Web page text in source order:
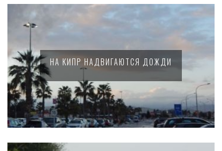
НА КИПР НАДВИГАЮТСЯ ДОЖДИ